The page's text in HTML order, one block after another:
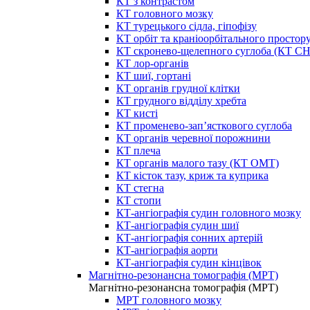
КТ головного мозку
КТ турецького сідла, гіпофізу
КТ орбіт та краніоорбітального
КТ скронево-щелепного суглоба (КТ
КТ лор-органів
КТ шиї, гортані
КТ органів грудної клітки
КТ грудного відділу хребта
КТ кисті
КТ променево-зап’ясткового суглоба
КТ органів черевної порожнини
КТ плеча
КТ органів малого тазу (КТ ОМТ)
КТ кісток тазу, криж та куприка
КТ стегна
КТ стопи
КТ-ангіографія судин головного мозку
КТ-ангіографія судин шиї
КТ-ангіографія сонних артерій
КТ-ангіографія аорти
КТ-ангіографія судин кінцівок
Магнітно-резонансна томографія (МРТ)
Магнітно-резонансна томографія (МРТ)
МРТ головного мозку